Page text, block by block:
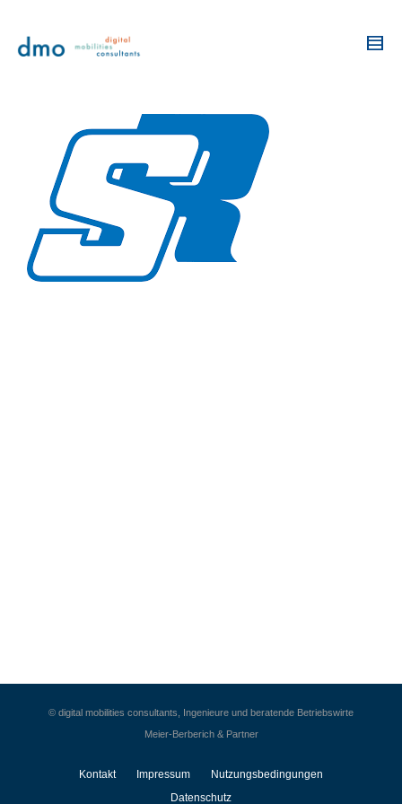
© digital mobilities consultants, Ingenieure und beratende Betriebswirte
Meier-Berberich & Partner
Kontakt Impressum
Nutzungsbedingungen
Datenschutz